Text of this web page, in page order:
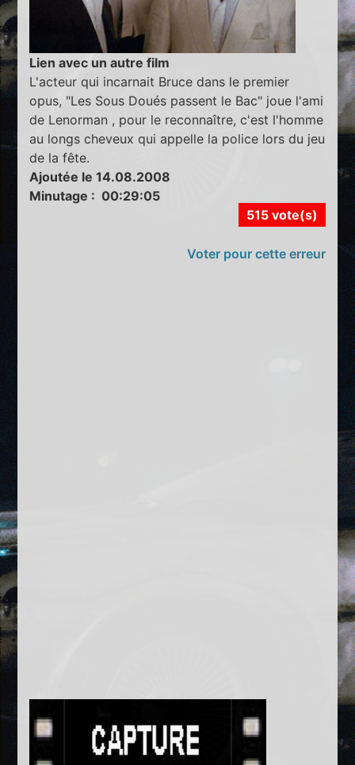
Lien avec un autre film
L'acteur qui incarnait Bruce dans le premier
opus, "Les Sous Doués passent le Bac" joue l'ami
de Lenorman , pour le reconnaître, c'est l'homme
au longs cheveux qui appelle la police lors du jeu
de la fête.
Ajoutée le 14.08.2008
Minutage : 00:29:05
515 vote(s)
Voter pour cette erreur